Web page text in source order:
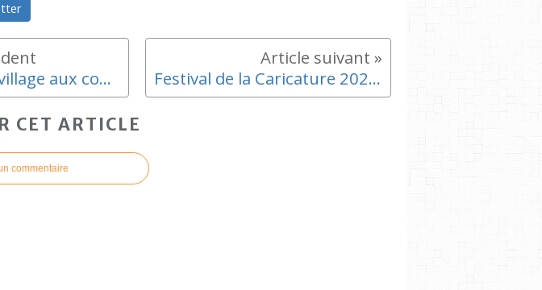
L’Estaque, un village aux confins .... Prenez le départ de la prochaine promenade urbaine avec Jean Marie Festival de la Caricature 2020 - Demandez le programme !!
CET ARTICLE
commentaire